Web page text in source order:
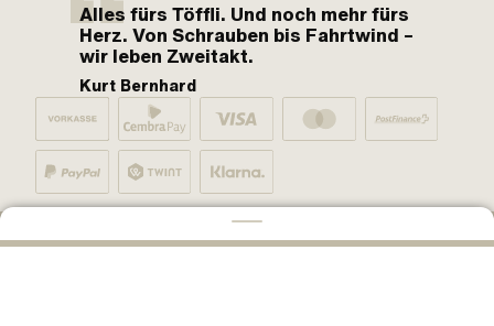
Alles fürs Töffli. Und noch mehr fürs
Herz. Von Schrauben bis Fahrtwind –
wir leben Zweitakt.
Kurt Bernhard